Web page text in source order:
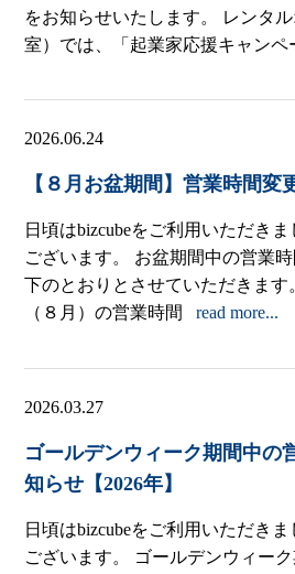
をお知らせいたします。 レンタ
室）では、「起業家応援キャン
2026.06.24
【８月お盆期間】営業時間変
日頃はbizcubeをご利用いただき
ございます。 お盆期間中の営業
下のとおりとさせていただきます
（８月）の営業時間read more...
2026.03.27
ゴールデンウィーク期間中の
知らせ【2026年】
日頃はbizcubeをご利用いただき
ございます。 ゴールデンウィー